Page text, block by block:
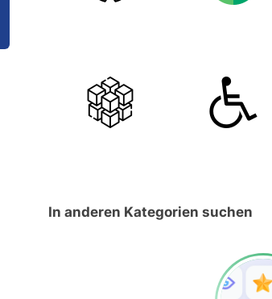
In anderen Kategorien suchen